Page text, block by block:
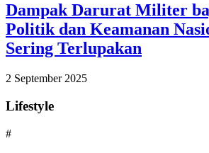
Dampak Darurat Militer
Politik dan Keamanan
Sering Terlupakan
2 September 2025
Lifestyle
#